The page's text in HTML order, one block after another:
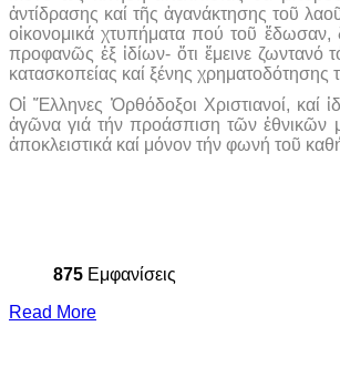
ἀντίδρασης καί τῆς ἀγανάκτησης τοῦ
οἰκονομικά χτυπήματα πού τοῦ ἔδωσαν,
προφανῶς ἐξ ἰδίων- ὅτι ἔμεινε ζωντανό
κατασκοπείας καί ξένης χρηματοδότησης
Οἱ Ἕλληνες Ὀρθόδοξοι Χριστιανοί, καί
ἀγῶνα γιά τήν προάσπιση τῶν ἐθνικῶν
ἀποκλειστικά καί μόνον τήν φωνή τοῦ
875 Εμφανίσεις
Read More